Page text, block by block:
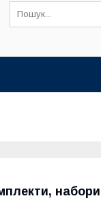
набори